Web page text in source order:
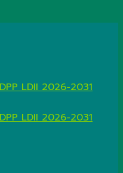
LDII 2026-2031
LDII 2026-2031